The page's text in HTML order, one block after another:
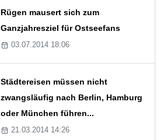
Rügen mausert sich zum
Ganzjahresziel für Ostseefans
03.07.2014 18:06
Städtereisen müssen nicht
zwangsläufig nach Berlin, Hamburg
oder München führen...
21.03.2014 14:26